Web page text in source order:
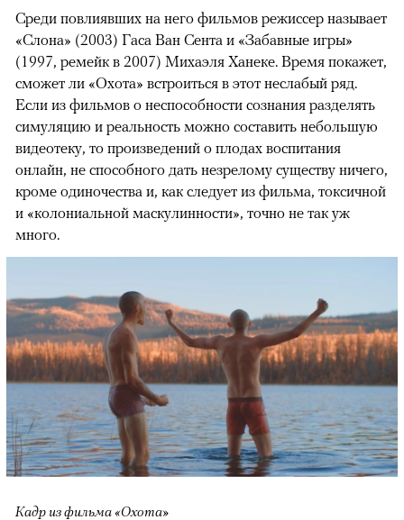
Среди повлиявших на него фильмов режиссер называет
«Слона» (2003) Гаса Ван Сента и «Забавные игры»
(1997, ремейк в 2007) Михаэля Ханеке. Время покажет,
сможет ли «Охота» встроиться в этот неслабый ряд.
Если из фильмов о неспособности сознания разделять
симуляцию и реальность можно составить небольшую
видеотеку, то произведений о плодах воспитания
онлайн, не способного дать незрелому существу ничего,
кроме одиночества и, как следует из фильма, токсичной
и «колониальной маскулинности», точно не так уж
много.
Кадр из фильма «Охота»